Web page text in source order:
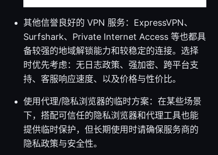
其他信誉良好的 VPN 服务：ExpressVPN、
Surfshark、Private Internet Access 等也都具
备较强的地域解锁能力和较稳定的连接。选择
时优先考虑：无日志政策、强加密、跨平台支
持、客服响应速度、以及价格与性价比。
使用代理/隐私浏览器的临时方案：在某些场景
下，搭配可信任的隐私浏览器和代理工具也能
提供临时保护，但长期使用时请确保服务商的
隐私政策与安全性。